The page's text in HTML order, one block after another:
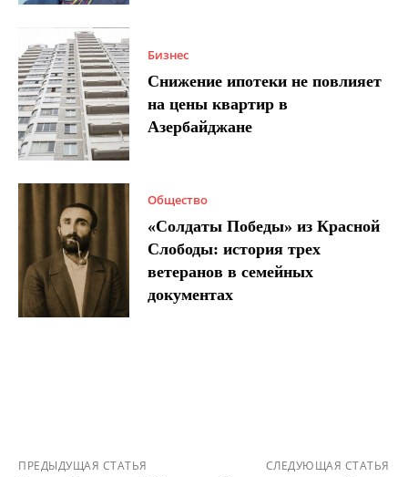
Бизнес
Снижение ипотеки не повлияет
на цены квартир в
Азербайджане
Общество
«Солдаты Победы» из Красной
Слободы: история трех
ветеранов в семейных
документах
ПРЕДЫДУЩАЯ СТАТЬЯ СЛЕДУЮЩАЯ СТАТЬЯ